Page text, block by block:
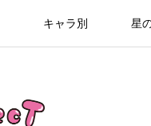
キャラ別 星